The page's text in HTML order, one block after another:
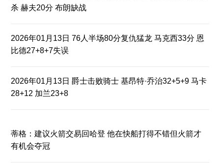
杀 赫夫20分 布朗缺战
2026年01月13日 76人半场80分复仇猛龙 马克西33分 恩
比德27+8+7失误
2026年01月13日 爵士击败骑士 基昂特·乔治32+5+9 马卡
28+12 加兰23+8
蒂格：建议火箭交易回哈登 他在快船打得不错但火箭才
有机会夺冠